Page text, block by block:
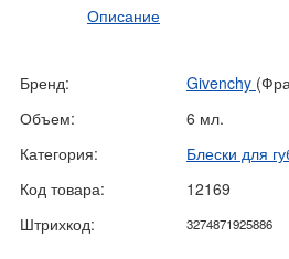
Описание
Бренд: Givenchy
Объем:
6 мл.
Категория:
Блески для
Код товара:
12169
Штрихкод:
3274871925886